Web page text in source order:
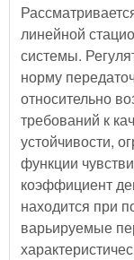
линейной
системы.
норму
относительно
требований к
устойчивости,
функции
коэффициент
находится при
варьируемые